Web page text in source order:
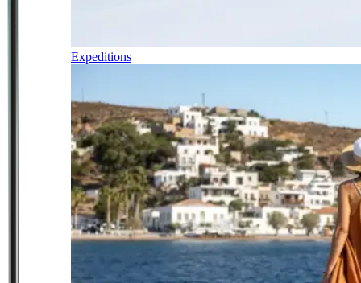
Expeditions